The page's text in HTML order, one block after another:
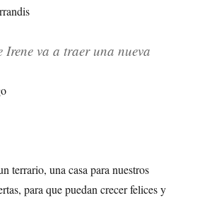
Irene va a traer una nueva
terrario, una casa para nuestros
para que puedan crecer felices y